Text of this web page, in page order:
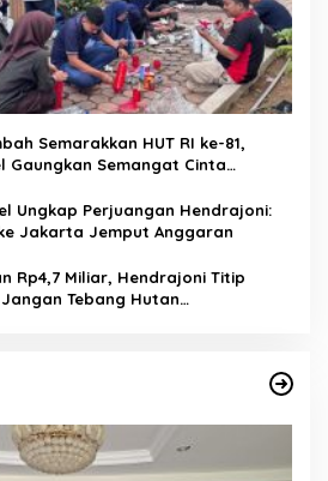
Semarakkan HUT RI ke-81,
Gaungkan Semangat Cinta
Ungkap Perjuangan Hendrajoni:
Jakarta Jemput Anggaran
Rp4,7 Miliar, Hendrajoni Titip
Tebang Hutan